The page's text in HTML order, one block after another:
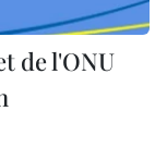
de l'ONU